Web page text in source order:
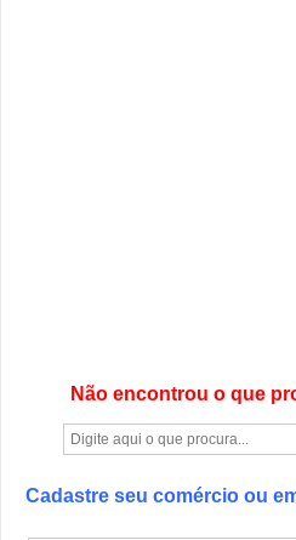
Não encontrou o que
Cadastre seu comércio ou